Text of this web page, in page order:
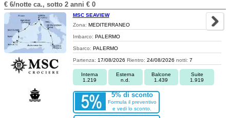
€ 6/notte ca., sotto 2 anni € 0
MSC SEAVIEW
Zona: MEDITERRANEO
Imbarco: PALERMO
Sbarco: PALERMO
Partenza: 17/08/2026 Rientro: 24/08/2026 notti: 7
Interna
1.219
Esterna
n.d.
Balcone
1.439
Suite
1.919
5% di sconto
Formula il preventivo
e vedi lo sconto.